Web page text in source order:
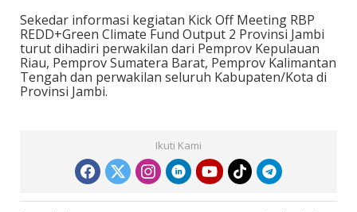
Sekedar informasi kegiatan Kick Off Meeting RBP
REDD+Green Climate Fund Output 2 Provinsi Jambi
turut dihadiri perwakilan dari Pemprov Kepulauan
Riau, Pemprov Sumatera Barat, Pemprov Kalimantan
Tengah dan perwakilan seluruh Kabupaten/Kota di
Provinsi Jambi.
Ikuti Kami